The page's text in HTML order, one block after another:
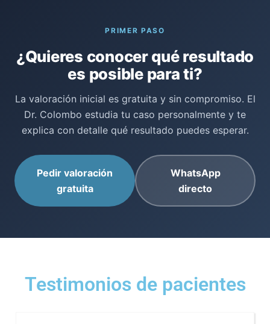
PRIMER PASO
¿Quieres conocer qué resultado
es posible para ti?
La valoración inicial es gratuita y sin compromiso. El
Dr. Colombo estudia tu caso personalmente y te
explica con detalle qué resultado puedes esperar.
Pedir valoración
gratuita
WhatsApp
directo
Testimonios de pacientes